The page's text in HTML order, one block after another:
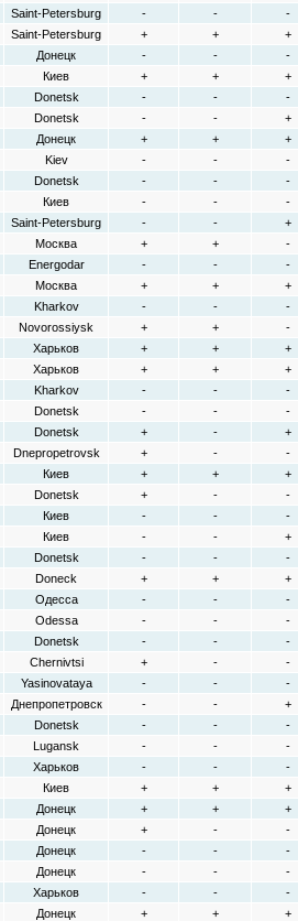
Saint-Petersburg - - -
Saint-Petersburg + + +
Донецк - - -
Киев + + +
Donetsk - - -
Donetsk - - +
Донецк + + +
Kiev - - -
Donetsk - - -
Киев - - -
Saint-Petersburg - - +
Москва + + -
Energodar - - -
Москва + + +
Kharkov - - -
Novorossiysk + + -
Харьков + + +
Харьков + + +
Kharkov - - -
Donetsk - - -
Donetsk + - +
Dnepropetrovsk + - -
Киев + + +
Donetsk + - -
Киев - - -
Киев - - +
Donetsk - - -
Doneck + + +
Одесса - - -
Odessa - - -
Donetsk - - -
Chernivtsi + - -
Yasinovataya - - -
Днепропетровск - - +
Donetsk - - -
Lugansk - - -
Харьков - - -
Киев + + +
Донецк + + +
Донецк + - -
Донецк - - -
Донецк - - -
Харьков - - -
Донецк + + +